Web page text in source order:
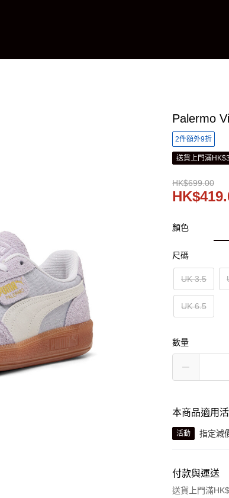
Palermo
2件額外9折
送貨上門滿
HK$699.00
顏色
尺碼
UK 3.5
UK 6.5
數量
本商品適用
活動 指定減
付款與運送
送貨上門滿